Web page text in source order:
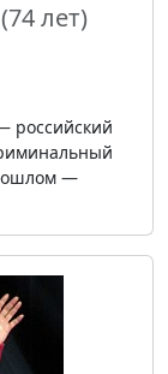
(74 лет)
российский
—